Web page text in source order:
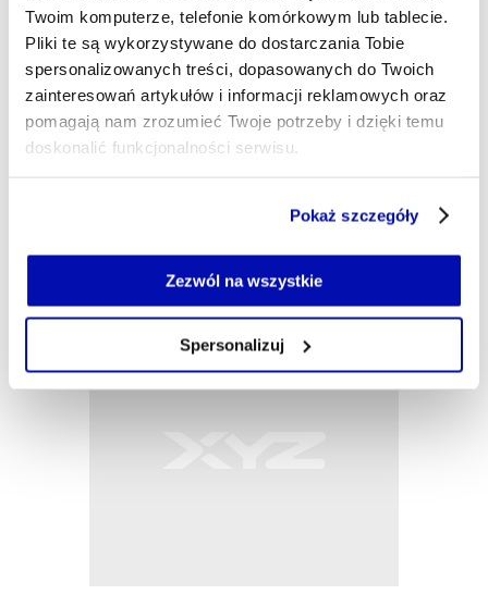
Twoim komputerze, telefonie komórkowym lub tablecie.
Pliki te są wykorzystywane do dostarczania Tobie
spersonalizowanych treści, dopasowanych do Twoich
zainteresowań artykułów i informacji reklamowych oraz
pomagają nam zrozumieć Twoje potrzeby i dzięki temu
doskonalić funkcjonalności serwisu.
Jeżeli nie wyrażasz zgody na zapisywanie plików cookie,
możesz łatwo zarządzać swoimi uprawnieniami, np. we
własnej przeglądarce internetowej lub po wybraniu opcji
Pokaż szczegóły
Zezwól na wszystkie
Spersonalizuj